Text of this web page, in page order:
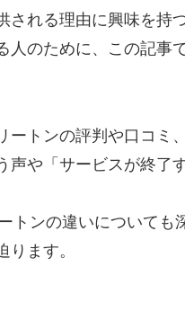
される理由に興味を
人のために、この記事
ートンの評判や口コミ
声や「サービスが終了
トンの違いについて
ります。